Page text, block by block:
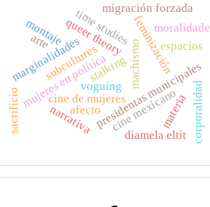
stalking
presidentas municipales
cine mexicano
mujeres en política machismo
feminización
cine de mujeres
voguing
queer theory
time studies
subcultures
afecto materia
marginalidades
migración forzada
narrativa
espacios
corporalidad
diamela eltit
montaje
arte
moralidade
sacrificio